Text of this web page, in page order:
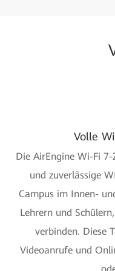
Volle
Die AirEngine Wi-Fi
und zuverlässige
Campus im Innen-
Lehrern und
verbinden. Diese
Videoanrufe und